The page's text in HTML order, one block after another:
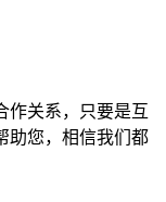
作关系，只要是互
助您，相信我们都